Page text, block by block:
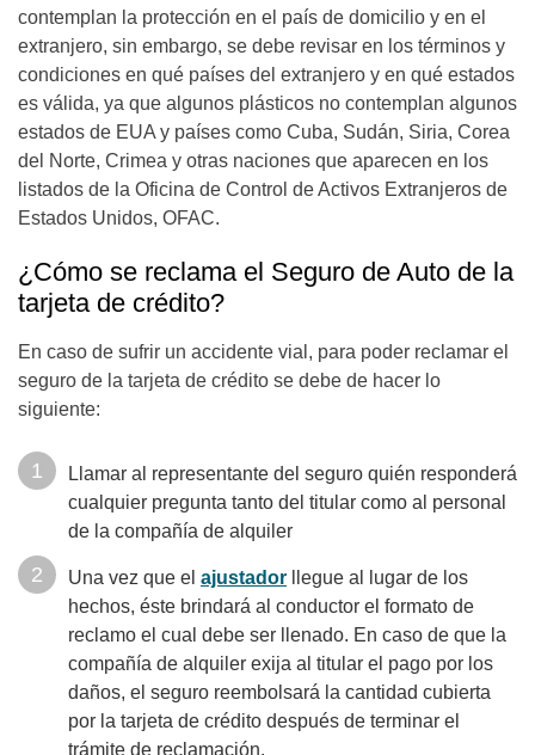
contemplan la protección en el país de domicilio y en el
extranjero, sin embargo, se debe revisar en los términos y
condiciones en qué países del extranjero y en qué estados
es válida, ya que algunos plásticos no contemplan algunos
estados de EUA y países como Cuba, Sudán, Siria, Corea
del Norte, Crimea y otras naciones que aparecen en los
listados de la Oficina de Control de Activos Extranjeros de
Estados Unidos, OFAC.
¿Cómo se reclama el Seguro de Auto de la
tarjeta de crédito?
En caso de sufrir un accidente vial, para poder reclamar el
seguro de la tarjeta de crédito se debe de hacer lo
siguiente:
Llamar al representante del seguro quién responderá
cualquier pregunta tanto del titular como al personal
de la compañía de alquiler
Una vez que el ajustador
llegue al lugar de los
hechos, éste brindará al conductor el formato de
reclamo el cual debe ser llenado. En caso de que la
compañía de alquiler exija al titular el pago por los
daños, el seguro reembolsará la cantidad cubierta
por la tarjeta de crédito después de terminar el
trámite de reclamación.